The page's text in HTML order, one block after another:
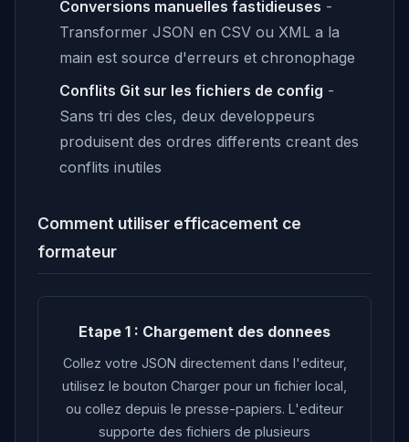
Conversions manuelles fastidieuses -
Transformer JSON en CSV ou XML a la
main est source d'erreurs et chronophage
Conflits Git sur les fichiers de config -
Sans tri des cles, deux developpeurs
produisent des ordres differents creant des
conflits inutiles
Comment utiliser efficacement ce
formateur
Etape 1 : Chargement des donnees
Collez votre JSON directement dans l'editeur,
utilisez le bouton Charger pour un fichier local,
ou collez depuis le presse-papiers. L'editeur
supporte des fichiers de plusieurs